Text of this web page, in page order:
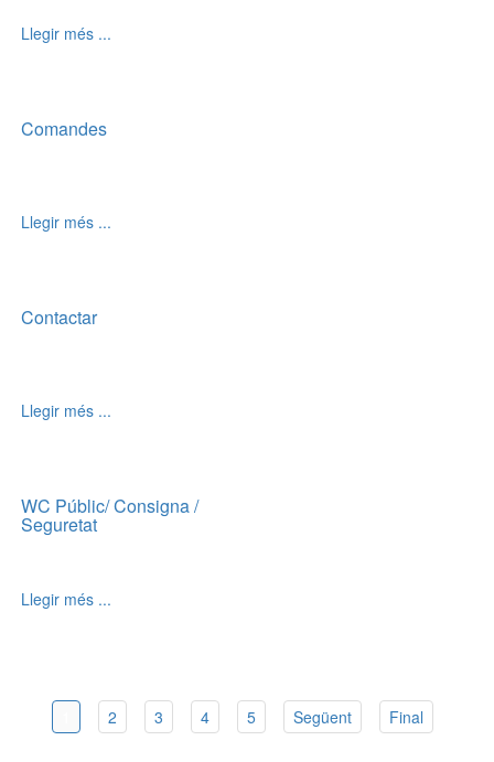
Llegir més ...
Comandes
Llegir més ...
Contactar
Llegir més ...
WC Públic/ Consigna /
Seguretat
Llegir més ...
2 3 4 5 Següent Final